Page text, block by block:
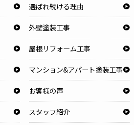
選ばれ続ける理由
外壁塗装工事
屋根リフォーム工事
マンション&アパート塗装工事
お客様の声
スタッフ紹介